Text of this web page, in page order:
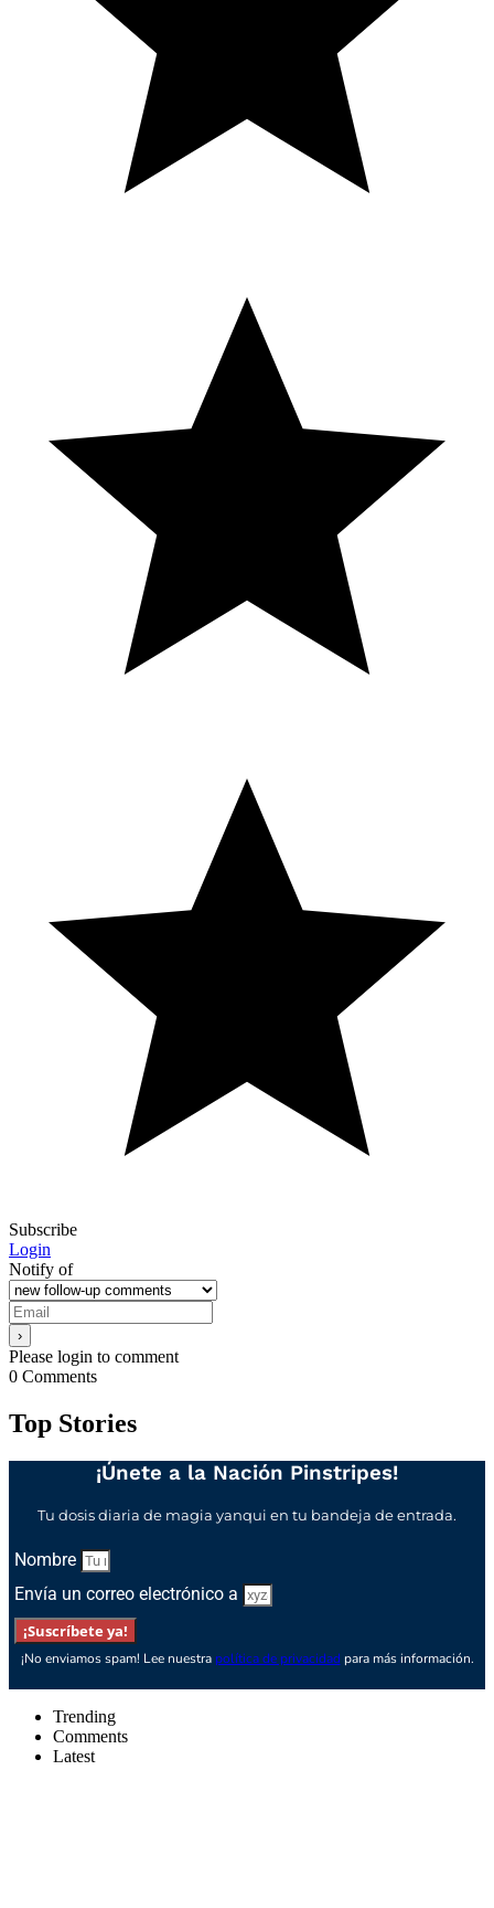
Subscribe
Login
Notify of
Please login to comment
0 Comments
Top Stories
¡Únete a la Nación Pinstripes!
Tu dosis diaria de magia yanqui en tu bandeja de entrada.
Nombre
Envía un correo electrónico a
¡Suscríbete ya!
¡No enviamos spam! Lee nuestra política de privacidad para más información.
Trending
Comments
Latest